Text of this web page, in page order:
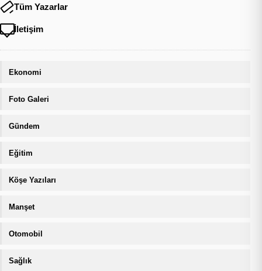
Tüm Yazarlar
İletişim
Ekonomi
Foto Galeri
Gündem
Eğitim
Köşe Yazıları
Manşet
Otomobil
Sağlık